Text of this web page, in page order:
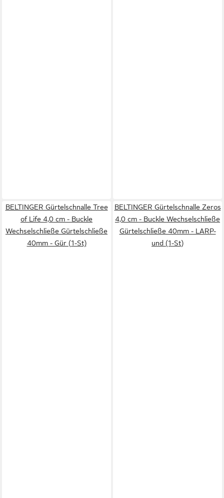
BELTINGER Gürtelschnalle Tree
of Life 4,0 cm - Buckle
Wechselschließe Gürtelschließe
40mm - Gür (1-St)
BELTINGER Gürtelschnalle Zeros
4,0 cm - Buckle Wechselschließe
Gürtelschließe 40mm - LARP-
und (1-St)